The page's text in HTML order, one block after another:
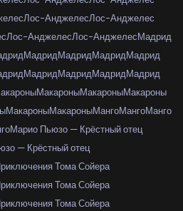
Лос-АнджелесЛос-Анджелес
Лос-АнджелесЛос-АнджелесМадрид
МадридМадридМадридМадрид
МадридМадридМадридМадрид
МакароныМакароныМакароны
МакароныМакароныМангоМангоМанго
Марио Пьюзо — Крёстный отец
— Крёстный отец
Тома Сойера
Тома Сойера
Тома Сойера